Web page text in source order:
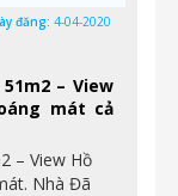
– View
mát cả
– View Hồ
Nhà Đã
đăng: 4-04-2020